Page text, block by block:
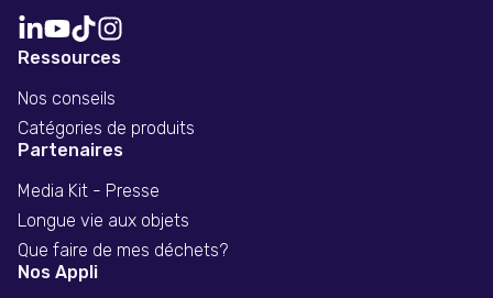
Ressources
Nos conseils
Catégories de produits
Partenaires
Media Kit - Presse
Longue vie aux objets
Que faire de mes déchets?
Nos Appli